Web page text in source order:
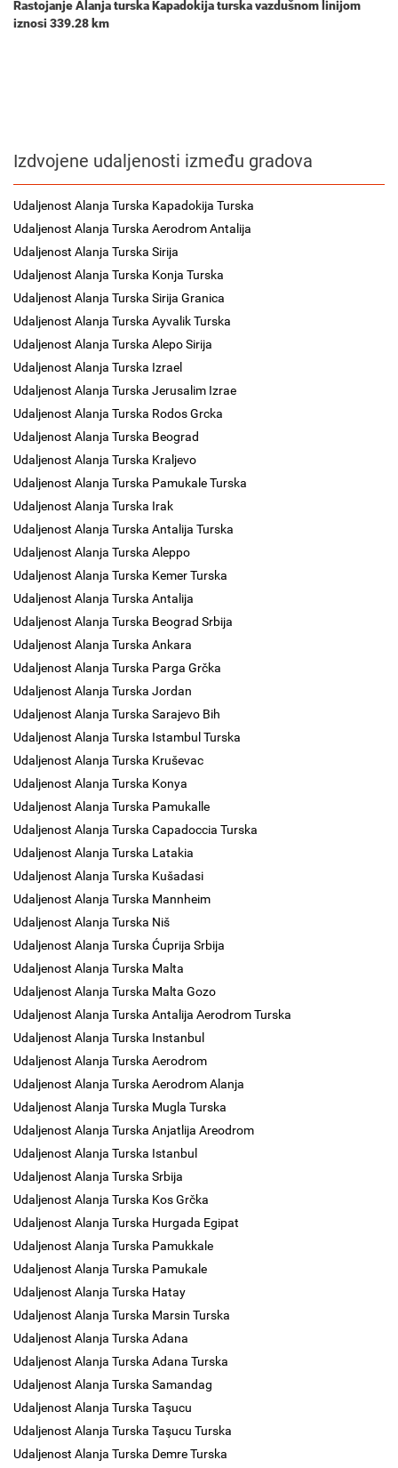
Rastojanje Alanja turska Kapadokija turska vazdušnom linijom
iznosi 339.28 km
Izdvojene udaljenosti između gradova
Udaljenost Alanja Turska Kapadokija Turska
Udaljenost Alanja Turska Aerodrom Antalija
Udaljenost Alanja Turska Sirija
Udaljenost Alanja Turska Konja Turska
Udaljenost Alanja Turska Sirija Granica
Udaljenost Alanja Turska Ayvalik Turska
Udaljenost Alanja Turska Alepo Sirija
Udaljenost Alanja Turska Izrael
Udaljenost Alanja Turska Jerusalim Izrae
Udaljenost Alanja Turska Rodos Grcka
Udaljenost Alanja Turska Beograd
Udaljenost Alanja Turska Kraljevo
Udaljenost Alanja Turska Pamukale Turska
Udaljenost Alanja Turska Irak
Udaljenost Alanja Turska Antalija Turska
Udaljenost Alanja Turska Aleppo
Udaljenost Alanja Turska Kemer Turska
Udaljenost Alanja Turska Antalija
Udaljenost Alanja Turska Beograd Srbija
Udaljenost Alanja Turska Ankara
Udaljenost Alanja Turska Parga Grčka
Udaljenost Alanja Turska Jordan
Udaljenost Alanja Turska Sarajevo Bih
Udaljenost Alanja Turska Istambul Turska
Udaljenost Alanja Turska Kruševac
Udaljenost Alanja Turska Konya
Udaljenost Alanja Turska Pamukalle
Udaljenost Alanja Turska Capadoccia Turska
Udaljenost Alanja Turska Latakia
Udaljenost Alanja Turska Kušadasi
Udaljenost Alanja Turska Mannheim
Udaljenost Alanja Turska Niš
Udaljenost Alanja Turska Ćuprija Srbija
Udaljenost Alanja Turska Malta
Udaljenost Alanja Turska Malta Gozo
Udaljenost Alanja Turska Antalija Aerodrom Turska
Udaljenost Alanja Turska Instanbul
Udaljenost Alanja Turska Aerodrom
Udaljenost Alanja Turska Aerodrom Alanja
Udaljenost Alanja Turska Mugla Turska
Udaljenost Alanja Turska Anjatlija Areodrom
Udaljenost Alanja Turska Istanbul
Udaljenost Alanja Turska Srbija
Udaljenost Alanja Turska Kos Grčka
Udaljenost Alanja Turska Hurgada Egipat
Udaljenost Alanja Turska Pamukkale
Udaljenost Alanja Turska Pamukale
Udaljenost Alanja Turska Hatay
Udaljenost Alanja Turska Marsin Turska
Udaljenost Alanja Turska Adana
Udaljenost Alanja Turska Adana Turska
Udaljenost Alanja Turska Samandag
Udaljenost Alanja Turska Taşucu
Udaljenost Alanja Turska Taşucu Turska
Udaljenost Alanja Turska Demre Turska